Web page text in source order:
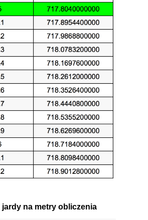
jardy na metry obliczenia